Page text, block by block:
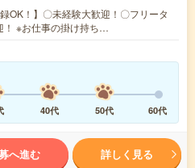
OK！】〇未経験大歓迎！〇フリータ
※お仕事の掛け持ち…
40代 50代 60代
へ進む 詳しく見る